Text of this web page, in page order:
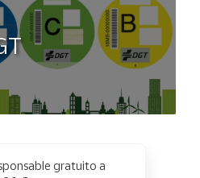
gratuito a